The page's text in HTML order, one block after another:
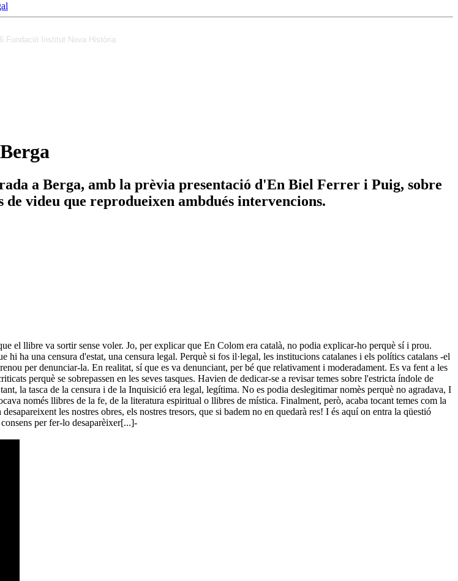
Fundació Institut Nova Història
a Berga, amb la prèvia presentació d'En Biel Ferrer i Puig, sobre
videu que reprodueixen ambdués intervencions.
el llibre va sortir sense voler. Jo, per explicar que En Colom era català, no podia explicar-ho perquè sí i prou.
ha una censura d'estat, una censura legal. Perquè si fos il·legal, les institucions catalanes i els polítics catalans -el
per denunciar-la. En realitat, sí que es va denunciant, per bé que relativament i moderadament. Es va fent a les
perquè se sobrepassen en les seves tasques. Havien de dedicar-se a revisar temes sobre l'estricta índole de
la tasca de la censura i de la Inquisició era legal, legítima. No es podia deslegitimar nomès perquè no agradava, I
només llibres de la fe, de la literatura espiritual o llibres de mística. Finalment, però, acaba tocant temes com la
les nostres obres, els nostres tresors, que si badem no en quedarà res! I és aquí on entra la qüestió
per fer-lo desaparèixer[...]-